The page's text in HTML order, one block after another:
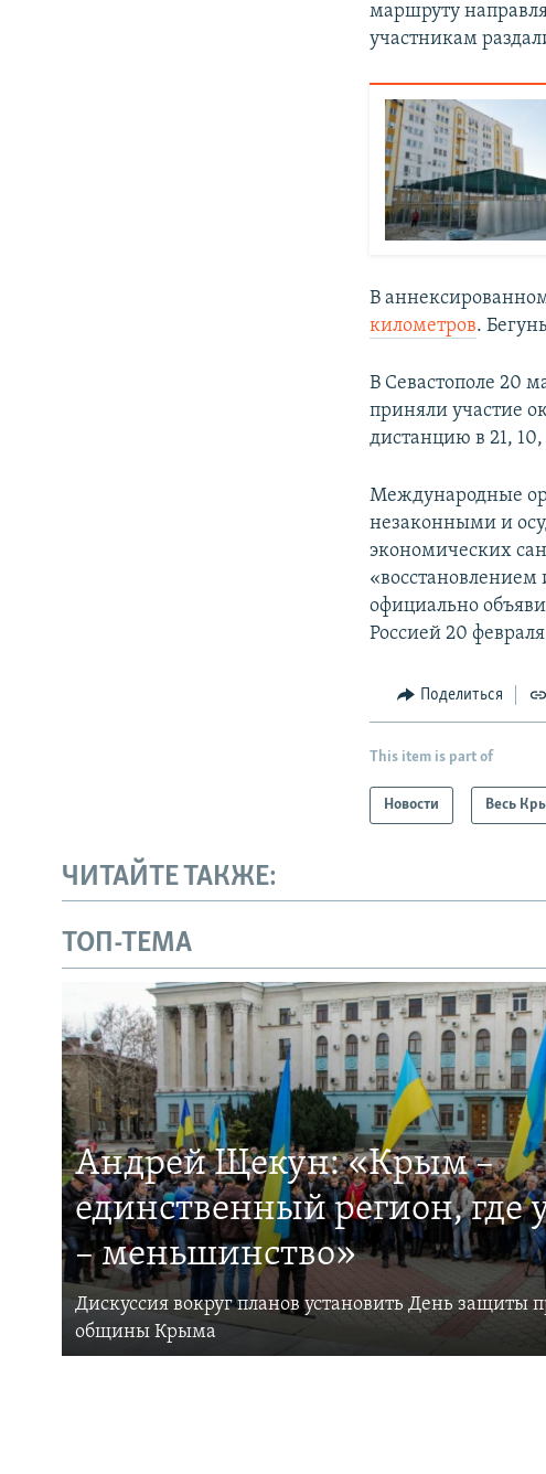
маршруту
участникам
В
километров.
В Севастополе 20
приняли участие
дистанцию в 21,
Международные
незаконными и
экономических
«восстановлением
официально
Россией 20
Поделиться
This item is part of
Новости Весь
ЧИТАЙТЕ ТАКЖЕ:
ТОП-ТЕМА
Андрей Щекун: «Крым –
единственный регион, где
– меньшинство»
Дискуссия вокруг планов установить День защиты
общины Крыма